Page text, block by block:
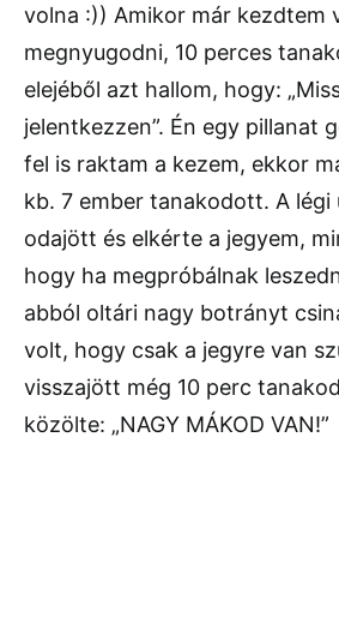
volna :)) Amikor már kezdtem
megnyugodni, 10 perces
elejéből azt hallom, hogy:
jelentkezzen”. Én egy pillanat
fel is raktam a kezem, ekkor
kb. 7 ember tanakodott. A légi
odajött és elkérte a jegyem,
hogy ha megpróbálnak
abból oltári nagy botrányt
volt, hogy csak a jegyre van
visszajött még 10 perc
közölte: „NAGY MÁKOD VAN!”